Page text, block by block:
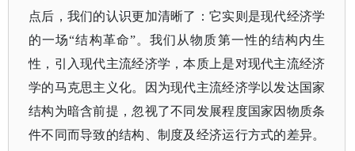
点后，我们的认识更加清晰了：它实则是现代经济学
的一场“结构革命”。我们从物质第一性的结构内生
性，引入现代主流经济学，本质上是对现代主流经济
学的马克思主义化。因为现代主流经济学以发达国家
结构为暗含前提，忽视了不同发展程度国家因物质条
件不同而导致的结构、制度及经济运行方式的差异。